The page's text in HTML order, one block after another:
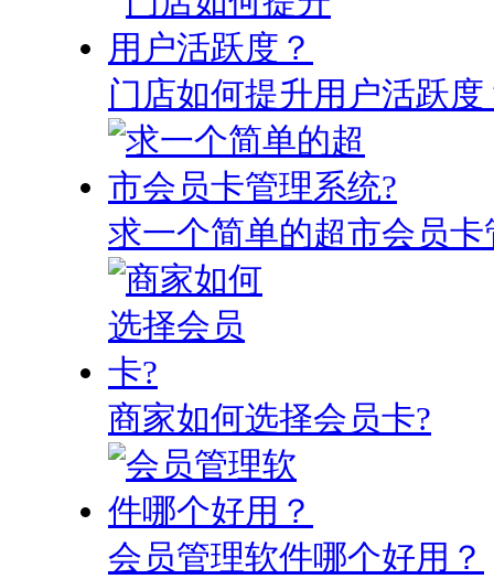
门店如何提升用户活跃度
求一个简单的超市会员卡
商家如何选择会员卡?
会员管理软件哪个好用？